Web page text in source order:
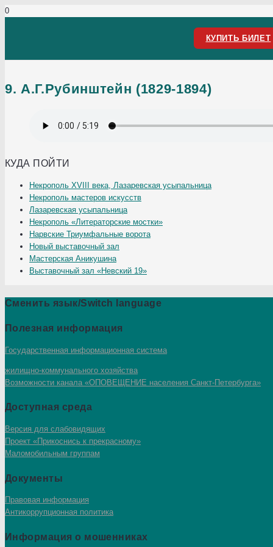
КУПИТЬ БИЛЕТ
9. А.Г.Рубинштейн (1829-1894)
КУДА ПОЙТИ
Некрополь XVIII века, Лазаревская усыпальница
Некрополь мастеров искусств
Лазаревская усыпальница
Некрополь «Литераторские мостки»
Нарвские Триумфальные ворота
Новый выставочный зал
Мастерская Аникушина
Выставочный зал «Невский 19»
Сменить язык/Switch language
Полезная информация
Государственная информационная система
жилищно-коммунального хозяйства
Возможности канала «ОПОВЕЩЕНИЕ населения Санкт-Петербурга»
Доступная среда
Версия для слабовидящих
Проект «Прикоснись к прекрасному»
Маломобильным группам
Документы
Правовая информация
Антикоррупционная политика
Информация о мошенниках